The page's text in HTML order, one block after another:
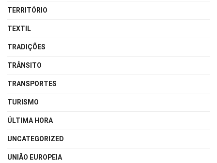
TERRITÓRIO
TEXTIL
TRADIÇÕES
TRÂNSITO
TRANSPORTES
TURISMO
ÚLTIMA HORA
UNCATEGORIZED
UNIÃO EUROPEIA